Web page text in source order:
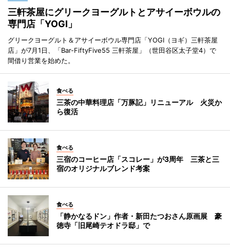
三軒茶屋にグリークヨーグルトとアサイーボウルの
専門店「YOGI」
グリークヨーグルト＆アサイーボウル専門店「YOGI（ヨギ）三軒茶屋
店」が7月1日、「Bar-FiftyFive55 三軒茶屋」（世田谷区太子堂4）で
間借り営業を始めた。
食べる
三茶の中華料理店「万豚記」リニューアル 火災か
ら復活
食べる
三宿のコーヒー店「スコレー」が3周年 三茶と三
宿のオリジナルブレンド考案
食べる
「静かなるドン」作者・新田たつおさん原画展 豪
徳寺「旧尾崎テオドラ邸」で